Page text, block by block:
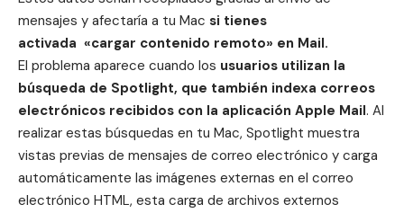
mensajes y afectaría a tu Mac si tienes
activada «cargar contenido remoto» en Mail.
El problema aparece cuando los usuarios utilizan la
búsqueda de Spotlight, que también indexa correos
electrónicos recibidos con la aplicación Apple Mail. Al
realizar estas búsquedas en tu Mac, Spotlight muestra
vistas previas de mensajes de correo electrónico y carga
automáticamente las imágenes externas en el correo
electrónico HTML, esta carga de archivos externos